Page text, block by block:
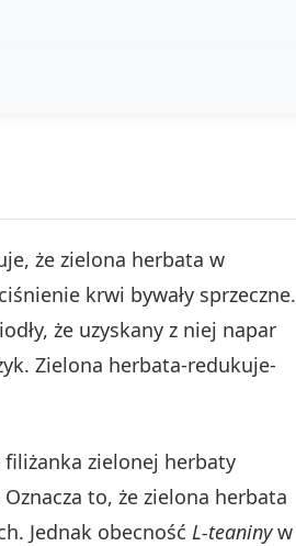
że zielona herbata w
krwi bywały sprzeczne.
że uzyskany z niej napar
Zielona herbata-redukuje-
filiżanka zielonej herbaty
to, że zielona herbata
Jednak obecność L-teaninyw